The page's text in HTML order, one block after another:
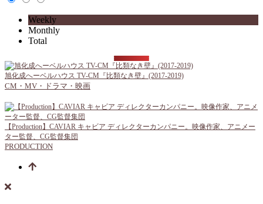
Weekly
Monthly
Total
旭化成へーベルハウス TV-CM『比類なき壁』(2017-2019)
CM・MV・ドラマ・映画
【Production】CAVIAR キャビア ディレクターカンパニー。映像作家、アニメー
ター監督、CG監督集団
PRODUCTION